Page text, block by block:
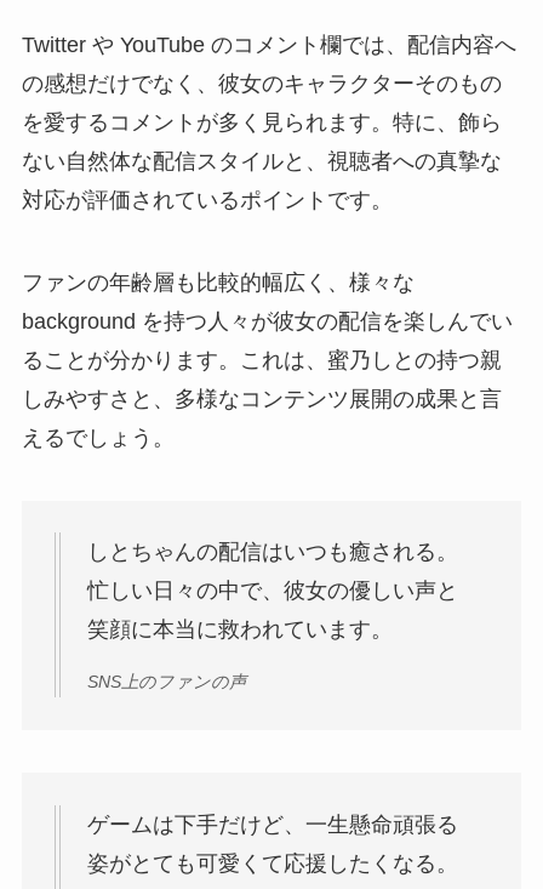
Twitter や YouTube のコメント欄では、配信内容へ
の感想だけでなく、彼女のキャラクターそのもの
を愛するコメントが多く見られます。特に、飾ら
ない自然体な配信スタイルと、視聴者への真摯な
対応が評価されているポイントです。
ファンの年齢層も比較的幅広く、様々な
background を持つ人々が彼女の配信を楽しんでい
ることが分かります。これは、蜜乃しとの持つ親
しみやすさと、多様なコンテンツ展開の成果と言
えるでしょう。
しとちゃんの配信はいつも癒される。
忙しい日々の中で、彼女の優しい声と
笑顔に本当に救われています。
SNS上のファンの声
ゲームは下手だけど、一生懸命頑張る
姿がとても可愛くて応援したくなる。